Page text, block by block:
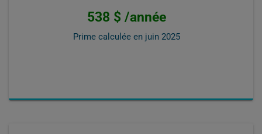
538 $ /année
Prime calculée en juin 2025